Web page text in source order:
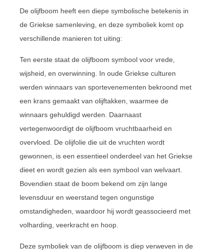
De olijfboom heeft een diepe symbolische betekenis in
de Griekse samenleving, en deze symboliek komt op
verschillende manieren tot uiting:
Ten eerste staat de olijfboom symbool voor vrede,
wijsheid, en overwinning. In oude Griekse culturen
werden winnaars van sportevenementen bekroond met
een krans gemaakt van olijftakken, waarmee de
winnaars gehuldigd werden. Daarnaast
vertegenwoordigt de olijfboom vruchtbaarheid en
overvloed. De olijfolie die uit de vruchten wordt
gewonnen, is een essentieel onderdeel van het Griekse
dieet en wordt gezien als een symbool van welvaart.
Bovendien staat de boom bekend om zijn lange
levensduur en weerstand tegen ongunstige
omstandigheden, waardoor hij wordt geassocieerd met
volharding, veerkracht en hoop.
Deze symboliek van de olijfboom is diep verweven in de